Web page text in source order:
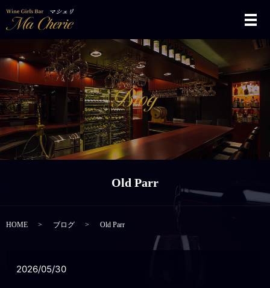
メ
Old Parr
HOME ブログ Old Parr
2026/05/30